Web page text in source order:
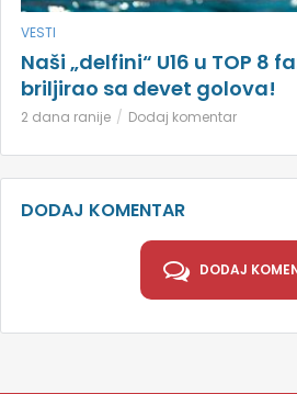
VESTI
Naši „delfini“ U16 u TOP 8
briljirao sa devet golova!
2 dana ranije Dodaj komentar
DODAJ KOMENTAR
DODAJ